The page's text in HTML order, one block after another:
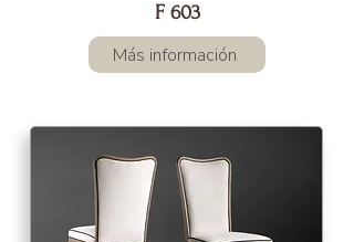
F 603
Más información